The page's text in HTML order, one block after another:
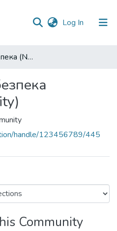
Log In (current)
Національна безпека (National security)
handle/123456789/445
Community